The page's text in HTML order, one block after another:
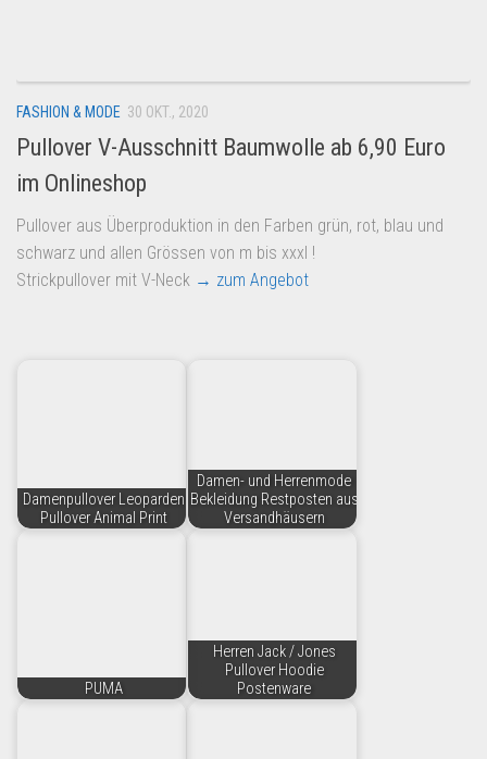
Amazon
Aldi
Lidl
Kostenlos verkaufen
Anmelden
FASHION & MODE 30 OKT., 2020
Pullover V-Ausschnitt Baumwolle ab 6,90 Euro
im Onlineshop
Pullover aus Überproduktion in den Farben grün, rot, blau und
schwarz und allen Grössen von m bis xxxl !
Strickpullover mit V-Neck → zum Angebot
Damenpullover Leoparden
Pullover Animal Print
Damen- und Herrenmode
Bekleidung Restposten aus
Versandhäusern
PUMA
Herren Jack / Jones
Pullover Hoodie
Postenware